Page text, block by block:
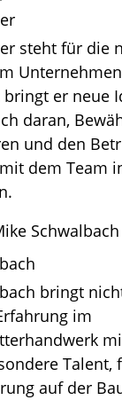
steht für die
bringt er neue
daran,
und den
dem Team
bringt
im
Talent,
auf der